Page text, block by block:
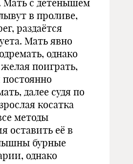
Мать с детенышем
в проливе,
раздаётся
Мать явно
однако
поиграть,
далее судя по
косатка
методы
оставить её в
бурные
однако